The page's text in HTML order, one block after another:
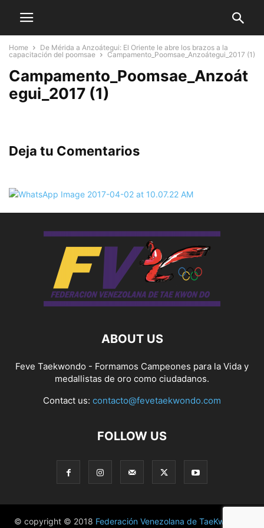
Home
De Mérida a Anzoátegui: El Oriente le abre los brazos a la
capacitación del poomsae
Campamento_Poomsae_Anzoátegui_2017 (1)
Campamento_Poomsae_Anzoát
egui_2017 (1)
Deja tu Comentarios
ABOUT US
Feve Taekwondo - Formamos Campeones para la Vida y
medallistas de oro como ciudadanos.
Contact us: contacto@fevetaekwondo.com
FOLLOW US
© copyright © 2018 Federación Venezolana de TaeKwonDo